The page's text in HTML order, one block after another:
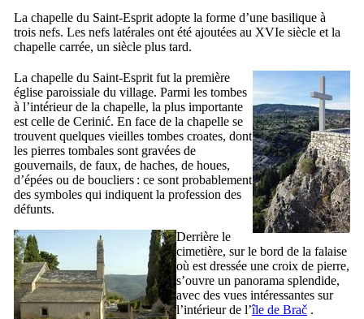
La chapelle du Saint-Esprit adopte la forme d’une basilique à
trois nefs. Les nefs latérales ont été ajoutées au XVIe siècle et la
chapelle carrée, un siècle plus tard.
La chapelle du Saint-Esprit fut la première
église paroissiale du village. Parmi les tombes
à l’intérieur de la chapelle, la plus importante
est celle de Cerinić. En face de la chapelle se
trouvent quelques vieilles tombes croates, dont
les pierres tombales sont gravées de
gouvernails, de faux, de haches, de houes,
d’épées ou de boucliers : ce sont probablement
des symboles qui indiquent la profession des
défunts.
Derrière le
cimetière, sur le bord de la falaise
où est dressée une croix de pierre,
s’ouvre un panorama splendide,
avec des vues intéressantes sur
l’intérieur de l’île de Brač .